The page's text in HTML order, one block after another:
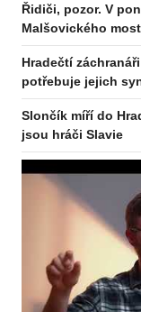
Řidiči, pozor. V
Malšovického
Hradečtí
potřebuje jejich
Slončík míří do
jsou hráči Slavie